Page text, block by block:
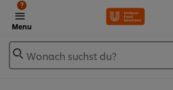
Menu
?
Wonach suchst du?